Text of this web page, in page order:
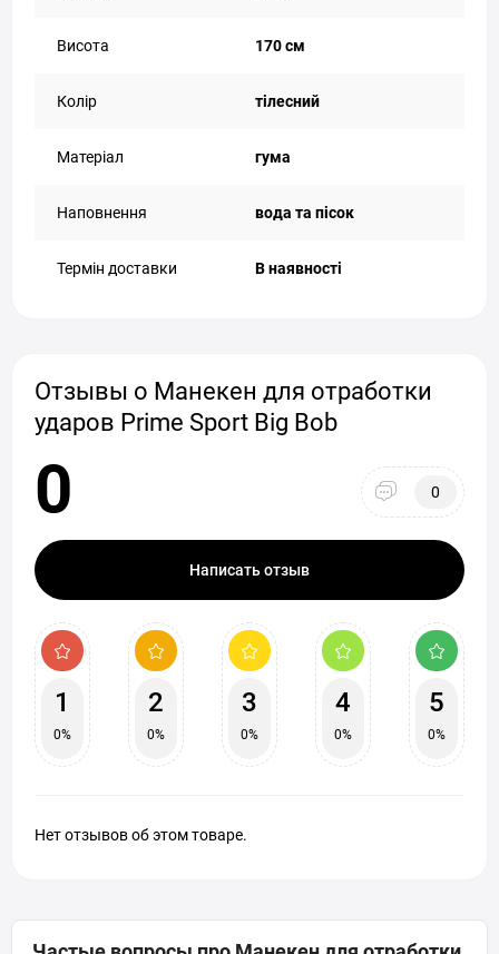
Висота 170 см
Колір тілесний
Матеріал гума
Наповнення вода та пісок
Термін доставки В наявності
Отзывы о Манекен для отработки
ударов Prime Sport Big Bob
0 0
Написать отзыв
1
0%
2
0%
3
0%
4
0%
5
0%
Нет отзывов об этом товаре.